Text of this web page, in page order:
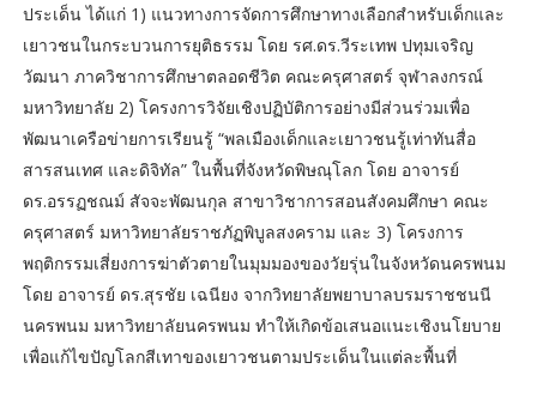
ประเด็น ได้แก่ 1) แนวทางการจัดการศึกษาทางเลือกสำหรับเด็กและ
เยาวชนในกระบวนการยุติธรรม โดย รศ.ดร.วีระเทพ ปทุมเจริญ
วัฒนา ภาควิชาการศึกษาตลอดชีวิต คณะครุศาสตร์ จุฬาลงกรณ์
มหาวิทยาลัย 2) โครงการวิจัยเชิงปฏิบัติการอย่างมีส่วนร่วมเพื่อ
พัฒนาเครือข่ายการเรียนรู้ “พลเมืองเด็กและเยาวชนรู้เท่าทันสื่อ
สารสนเทศ และดิจิทัล” ในพื้นที่จังหวัดพิษณุโลก โดย อาจารย์
ดร.อรรฏชณม์ สัจจะพัฒนกุล สาขาวิชาการสอนสังคมศึกษา คณะ
ครุศาสตร์ มหาวิทยาลัยราชภัฏพิบูลสงคราม และ 3) โครงการ
พฤติกรรมเสี่ยงการฆ่าตัวตายในมุมมองของวัยรุ่นในจังหวัดนครพนม
โดย อาจารย์ ดร.สุรชัย เฉนียง จากวิทยาลัยพยาบาลบรมราชชนนี
นครพนม มหาวิทยาลัยนครพนม ทำให้เกิดข้อเสนอแนะเชิงนโยบาย
เพื่อแก้ไขปัญโลกสีเทาของเยาวชนตามประเด็นในแต่ละพื้นที่